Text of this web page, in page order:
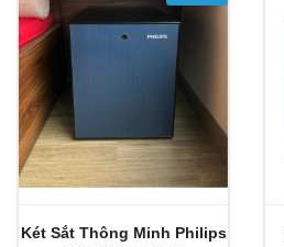
Két Sắt Thông Minh Philips